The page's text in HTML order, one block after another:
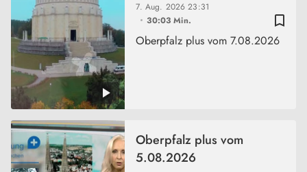
bookmark_border
7. Aug. 202623:31
30:03 Min.
Oberpfalz plus vom 7.08.2026
Oberpfalz plus vom
5.08.2026